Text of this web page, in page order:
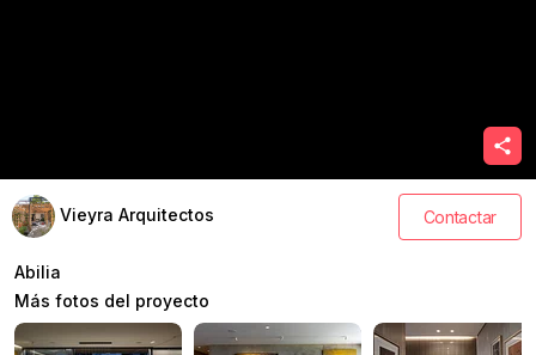
Vieyra Arquitectos Contactar
Abilia
Más fotos del proyecto